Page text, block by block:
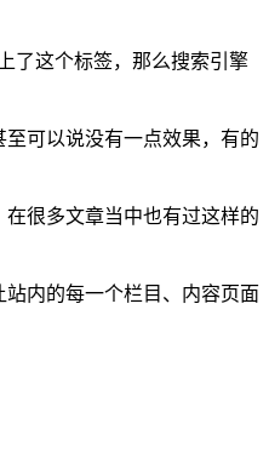
了这个标签，那么搜索引擎
可以说没有一点效果，有的
很多文章当中也有过这样的
内的每一个栏目、内容页面